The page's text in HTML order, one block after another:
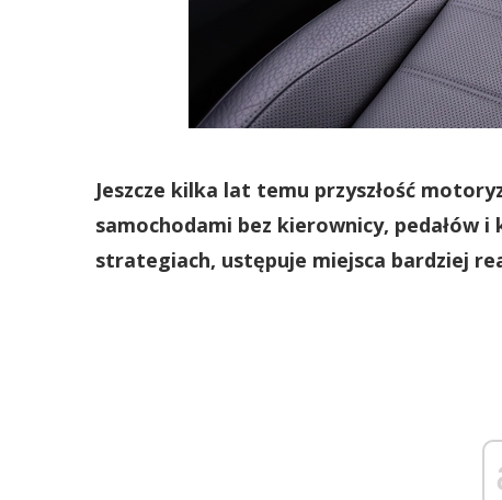
Jeszcze kilka lat temu przyszłość
samochodami bez kierownicy, pedałów
strategiach, ustępuje miejsca bardziej